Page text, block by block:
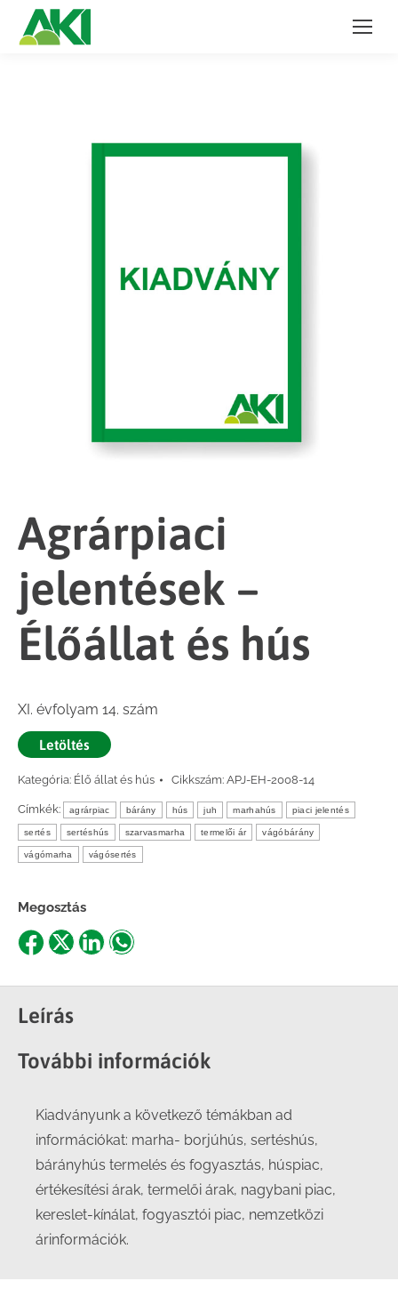
Agrárpiaci
jelentések –
Élőállat és hús
XI. évfolyam 14. szám
Letöltés
Kategória: Élő állat és hús Cikkszám: APJ-EH-2008-14
Címkék: agrárpiac bárány hús juh marhahús piaci jelentés
sertés sertéshús szarvasmarha termelői ár vágóbárány
vágómarha vágósertés
Megosztás
Share
Facebook
Share
X
ShareShare
Leírás
További információk
Kiadványunk a következő témákban ad
információkat: marha- borjúhús, sertéshús,
bárányhús termelés és fogyasztás, húspiac,
értékesítési árak, termelői árak, nagybani piac,
kereslet-kínálat, fogyasztói piac, nemzetközi
árinformációk.